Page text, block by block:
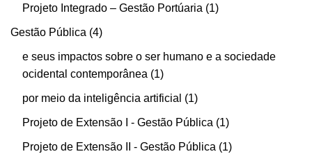
Projeto Integrado – Gestão Portúaria 1
Gestão Pública 4
e seus impactos sobre o ser humano e a sociedade
ocidental contemporânea
1
por meio da inteligência artificial 1
Projeto de Extensão I - Gestão Pública 1
Projeto de Extensão II - Gestão Pública 1